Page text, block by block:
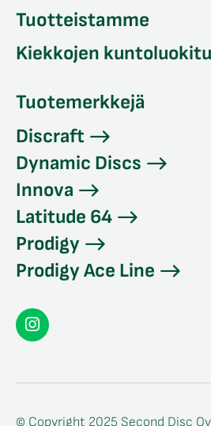
Tuotteistamme
Kiekkojen
Tuotemerkkejä
Discraft
Dynamic Discs
Innova
Latitude 64
Prodigy
Prodigy Ace Line
Seconddisc
© Copyright 2025 Second Disc Oy